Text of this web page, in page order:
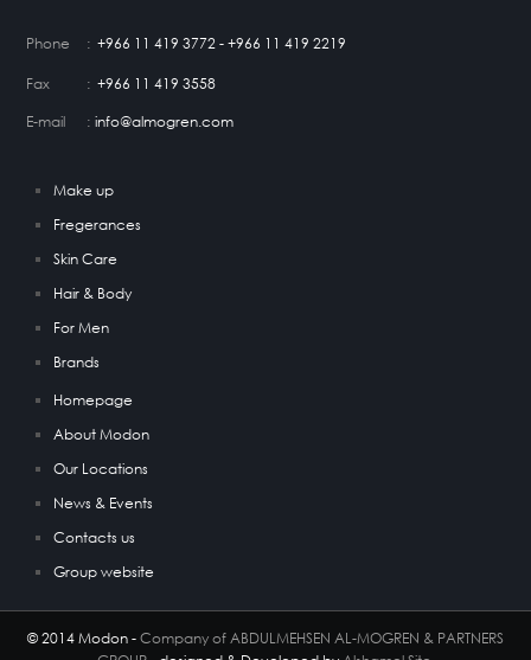
Phone : +966 11 419 3772 - +966 11 419 2219
Fax
: +966 11 419 3558
E-mail
: info@almogren.com
Make up
Fregerances
Skin Care
Hair & Body
For Men
Brands
Homepage
About Modon
Our Locations
News & Events
Contacts us
Group website
© 2014 Modon -Company of ABDULMEHSEN AL-MOGREN & PARTNERS